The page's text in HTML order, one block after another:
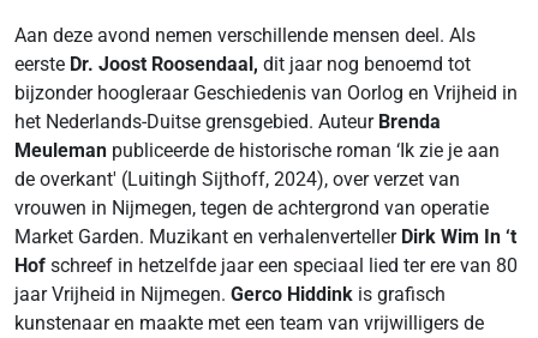
Aan deze avond nemen verschillende mensen deel. Als
eerste Dr. Joost Roosendaal, dit jaar nog benoemd tot
bijzonder hoogleraar Geschiedenis van Oorlog en Vrijheid in
het Nederlands-Duitse grensgebied. Auteur Brenda
Meuleman publiceerde de historische roman ‘Ik zie je aan
de overkant' (Luitingh Sijthoff, 2024), over verzet van
vrouwen in Nijmegen, tegen de achtergrond van operatie
Market Garden. Muzikant en verhalenverteller Dirk Wim In ‘t
Hof schreef in hetzelfde jaar een speciaal lied ter ere van 80
jaar Vrijheid in Nijmegen. Gerco Hiddink is grafisch
kunstenaar en maakte met een team van vrijwilligers de